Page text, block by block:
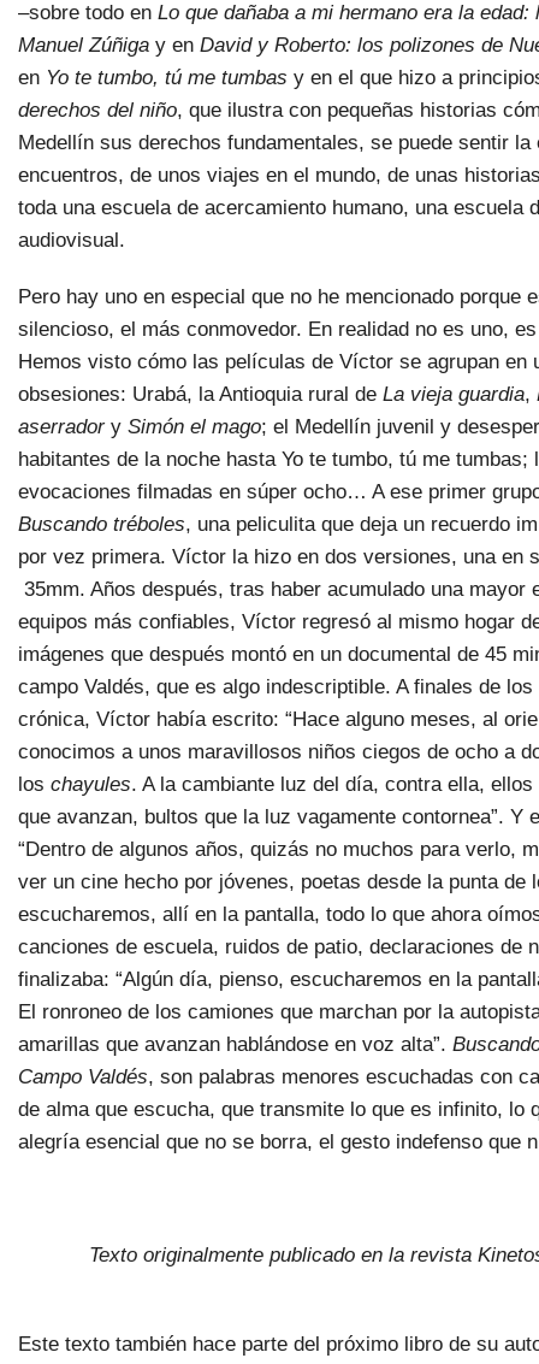
–sobre todo en Lo que dañaba a mi hermano era la
Manuel Zúñiga y en David y Roberto: los polizones de
en Yo te tumbo, tú me tumbas y en el que hizo a
derechos del niño, que ilustra con pequeñas historias
Medellín sus derechos fundamentales, se puede sentir la
encuentros, de unos viajes en el mundo, de unas
toda una escuela de acercamiento humano, una escuela
audiovisual.
Pero hay uno en especial que no he mencionado porque
silencioso, el más conmovedor. En realidad no es uno,
Hemos visto cómo las películas de Víctor se agrupan en
obsesiones: Urabá, la Antioquia rural de La vieja guardia,
aserradory Simón el mago; el Medellín juvenil y
habitantes de la noche hasta Yo te tumbo, tú me
evocaciones filmadas en súper ocho… A ese primer
Buscando tréboles, una peliculita que deja un recuerdo
por vez primera. Víctor la hizo en dos versiones, una en
35mm. Años después, tras haber acumulado una mayor
equipos más confiables, Víctor regresó al mismo hogar
imágenes que después montó en un documental de 45
campo Valdés, que es algo indescriptible. A finales de
crónica, Víctor había escrito: “Hace alguno meses, al
conocimos a unos maravillosos niños ciegos de ocho a
los chayules. A la cambiante luz del día, contra ella,
que avanzan, bultos que la luz vagamente contornea”. Y
“Dentro de algunos años, quizás no muchos para verlo,
ver un cine hecho por jóvenes, poetas desde la punta de
escucharemos, allí en la pantalla, todo lo que ahora
canciones de escuela, ruidos de patio, declaraciones de
finalizaba: “Algún día, pienso, escucharemos en la
El ronroneo de los camiones que marchan por la
amarillas que avanzan hablándose en voz alta”.
Campo Valdés, son palabras menores escuchadas con
de alma que escucha, que transmite lo que es infinito, lo
alegría esencial que no se borra, el gesto indefenso que
Texto originalmente publicado en la revista
Este texto también hace parte del próximo libro de su